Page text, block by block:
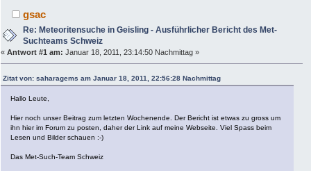
gsac
Re: Meteoritensuche in Geisling - Ausführlicher Bericht des Met-
Suchteams Schweiz
« Antwort #1 am: Januar 18, 2011, 23:14:50 Nachmittag »
Zitat von: saharagems am Januar 18, 2011, 22:56:28 Nachmittag
Hallo Leute,
Hier noch unser Beitrag zum letzten Wochenende. Der Bericht ist etwas zu gross um
ihn hier im Forum zu posten, daher der Link auf meine Webseite. Viel Spass beim
Lesen und Bilder schauen :-)
Das Met-Such-Team Schweiz